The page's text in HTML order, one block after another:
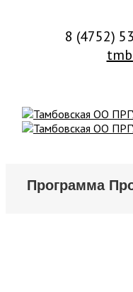
8 (4752)
Программа